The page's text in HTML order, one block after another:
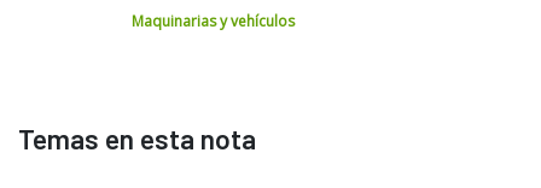
Maquinarias y vehículos
Temas en esta nota